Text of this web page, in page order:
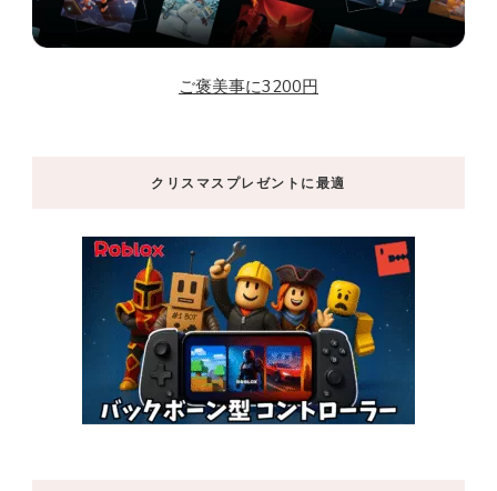
ご褒美事に3200円
クリスマスプレゼントに最適